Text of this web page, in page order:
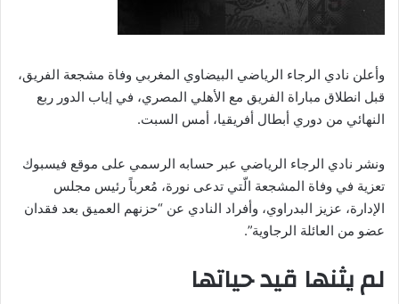
وأعلن نادي الرجاء الرياضي البيضاوي المغربي وفاة مشجعة الفريق،
قبل انطلاق مباراة الفريق مع الأهلي المصري، في إياب الدور ربع
النهائي من دوري أبطال أفريقيا، أمس السبت.
ونشر نادي الرجاء الرياضي عبر حسابه الرسمي على موقع فيسبوك
تعزية في وفاة المشجعة الّتي تدعى نورة، مُعرباً رئيس مجلس
الإدارة، عزيز البدراوي، وأفراد النادي عن “حزنهم العميق بعد فقدان
عضو من العائلة الرجاوية”.
لم يثنها قيد حياتها